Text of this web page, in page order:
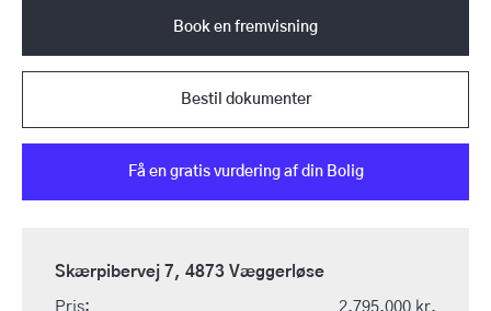
Skærpibervej 7, 4873 Væggerløse
Pris: 2.795.000 kr.
Book en fremvisning
Bestil dokumenter
Få en gratis vurdering af din Bolig